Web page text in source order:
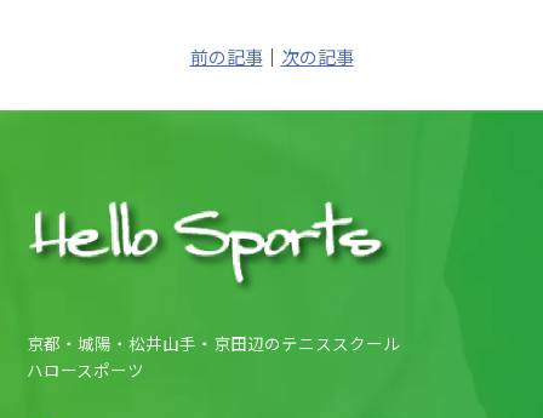
前の記事｜ 次の記事
京都・城陽・松井山手・京田辺のテニススクール
ハロースポーツ